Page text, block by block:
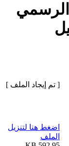
الرسمي
[ تم إيجاد الملف ]
اضغط هنا لتنزيل
الملف